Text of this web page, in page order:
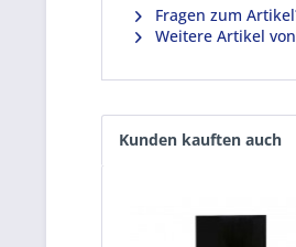
Fragen zum
Weitere Artikel
Kunden kauften auch